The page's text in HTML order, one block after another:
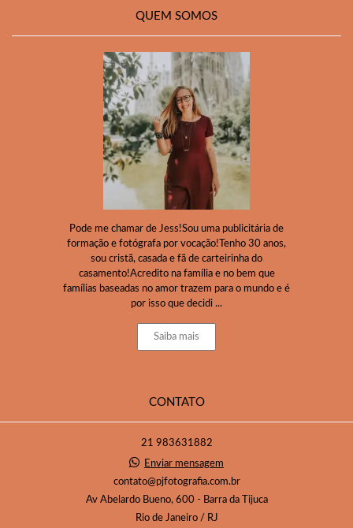
QUEM SOMOS
Pode me chamar de Jess!Sou uma publicitária de
formação e fotógrafa por vocação!Tenho 30 anos,
sou cristã, casada e fã de carteirinha do
casamento!Acredito na família e no bem que
famílias baseadas no amor trazem para o mundo e é
por isso que decidi ...
Saiba mais
CONTATO
21 983631882
Enviar mensagem
contato@pjfotografia.com.br
Av Abelardo Bueno, 600 - Barra da Tijuca
Rio de Janeiro / RJ